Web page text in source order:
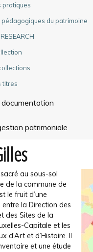
pratiques
pédagogiques du patrimoine
titres
patrimoniale
au sous-sol
de la commune de
le fruit d’une
la Direction des
des Sites de la
Capitale et les
d’Art et d’Histoire. Il
et une étude